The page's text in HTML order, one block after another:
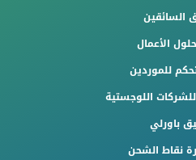
السائقين
الأعمال
للموردين
اللوجستية
باورلي
نقاط الشحن